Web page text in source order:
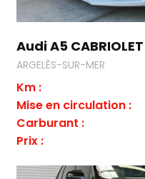
Audi A5
ARGELÈS-SUR-MER
Km :
Mise en circulation :
Carburant :
Prix :